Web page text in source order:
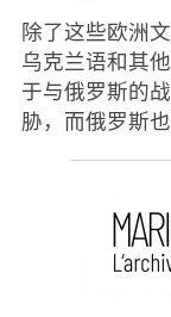
除了这些欧洲
乌克兰语和其
于与俄罗斯的
胁，而俄罗斯